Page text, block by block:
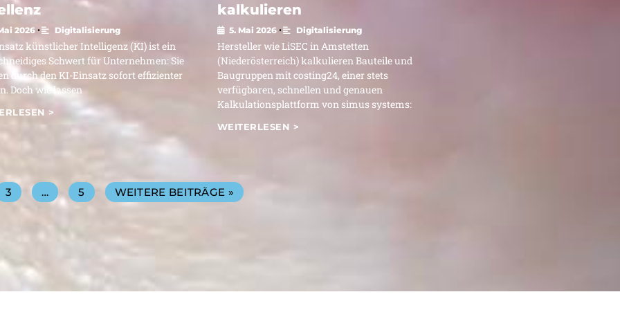
2026 • Digitalisierung
künstlicher Intelligenz (KI) ist ein
Schwert für Unternehmen: Sie
durch den KI-Einsatz sofort effizienter
Doch wie lassen
>
kalkulieren
5. Mai 2026 • Digitalisierung
Hersteller wie LiSEC in Amstetten
(Niederösterreich) kalkulieren Bauteile und
Baugruppen mit costing24, einer stets
verfügbaren, schnellen und genauen
Kalkulationsplattform von simus systems:
WEITERLESEN >
3 … 5 WEITERE BEITRÄGE »